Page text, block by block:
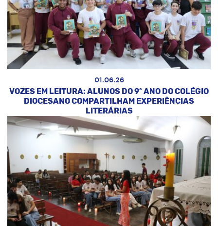
01.06.26
VOZES EM LEITURA: ALUNOS DO 9º ANO DO COLÉGIO
DIOCESANO COMPARTILHAM EXPERIÊNCIAS
LITERÁRIAS